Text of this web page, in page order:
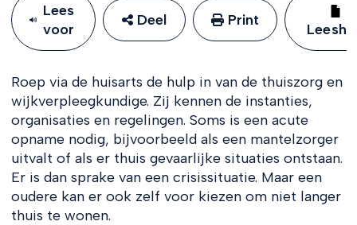
Lees
voor
Deel Print
Roep via de huisarts de hulp in van de thuiszorg en
wijkverpleegkundige. Zij kennen de instanties,
organisaties en regelingen. Soms is een acute
opname nodig, bijvoorbeeld als een mantelzorger
uitvalt of als er thuis gevaarlijke situaties ontstaan.
Er is dan sprake van een crisissituatie. Maar een
oudere kan er ook zelf voor kiezen om niet langer
thuis te wonen.